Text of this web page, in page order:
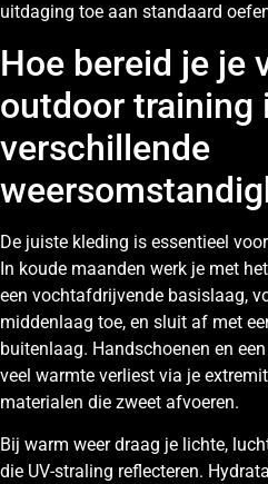
uitdaging toe aan standaard
Hoe bereid je je
outdoor training
verschillende
De juiste kleding is essentieel
In koude maanden werk je met het
een vochtafdrijvende basislaag,
middenlaag toe, en sluit af met
buitenlaag. Handschoenen en
veel warmte verliest via je
materialen die zweet afvoeren.
Bij warm weer draag je lichte,
die UV-straling reflecteren.